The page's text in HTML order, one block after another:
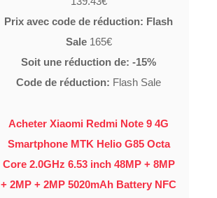
Prix avec code de réduction: Flash
Sale 165€
Soit une réduction de: -15%
Code de réduction: Flash Sale
Acheter Xiaomi Redmi Note 9 4G
Smartphone MTK Helio G85 Octa
Core 2.0GHz 6.53 inch 48MP + 8MP
+ 2MP + 2MP 5020mAh Battery NFC